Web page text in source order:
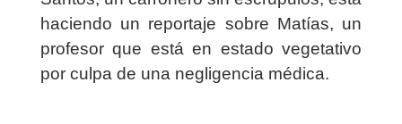
haciendo un reportaje sobre Matías, un
profesor que está en estado vegetativo
por culpa de una negligencia médica.